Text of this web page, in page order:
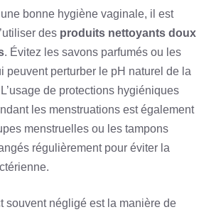
bonne hygiène vaginale, il est
des produits nettoyants doux
. Évitez les savons parfumés ou les
peuvent perturber le pH naturel de la
de protections hygiéniques
les menstruations est également
menstruelles ou les tampons
régulièrement pour éviter la
souvent négligé est la manière de